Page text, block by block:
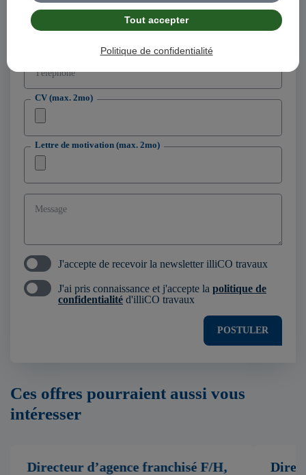
Tout accepter
Politique de confidentialité
Adresse email
Téléphone
CV (max. 2mo)
Lettre de motivation (max. 2mo)
Message
J'accepte de recevoir la newsletter illiCO travaux
J'ai pris connaissance et j'accepte la politique de
confidentialité d'illiCO travaux
POSTULER
Ces offres pourraient aussi vous
intéresser
Directeur d’agence franchisé F/H,